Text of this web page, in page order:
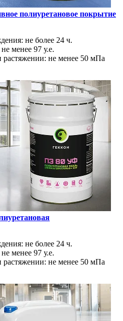
полиуретановое покрытие
не более 24 ч.
не менее 97 у.е.
растяжении: не менее 50 мПа
не более 24 ч.
не менее 97 у.е.
растяжении: не менее 50 мПа